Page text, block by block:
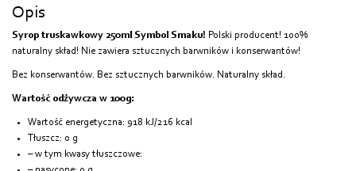
Opis
Syrop truskawkowy 250ml Symbol Smaku! Polski producent! 100%
naturalny skład! Nie zawiera sztucznych barwników i konserwantów!
Bez konserwantów. Bez sztucznych barwników. Naturalny skład.
Wartość odżywcza w 100g:
Wartość energetyczna: 918 kJ/216 kcal
Tłuszcz: 0 g
– w tym kwasy tłuszczowe: